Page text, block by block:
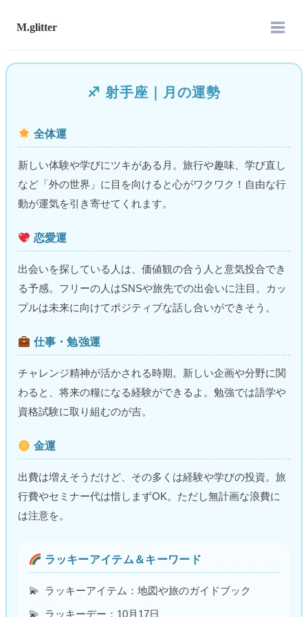
M.glitter
♐︎ 射手座｜月の運勢
全体運
新しい体験や学びにツキがある月。旅行や趣味、学び直し
など「外の世界」に目を向けると心がワクワク！自由な行
動が運気を引き寄せてくれます。
恋愛運
出会いを探している人は、価値観の合う人と意気投合でき
る予感。フリーの人はSNSや旅先での出会いに注目。カッ
プルは未来に向けてポジティブな話し合いができそう。
仕事・勉強運
チャレンジ精神が活かされる時期。新しい企画や分野に関
わると、将来の糧になる経験ができるよ。勉強では語学や
資格試験に取り組むのが吉。
金運
出費は増えそうだけど、その多くは経験や学びの投資。旅
行費やセミナー代は惜しまずOK。ただし無計画な浪費に
は注意を。
ラッキーアイテム＆キーワード
ラッキーアイテム：地図や旅のガイドブック
ラッキーデー：10月17日